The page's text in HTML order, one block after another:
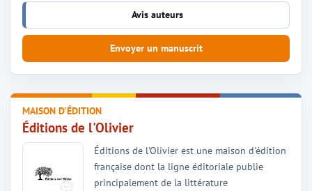
Avis auteurs
Envoyer un manuscrit
MAISON D'ÉDITION
Éditions de l'Olivier
Éditions de l'Olivier est une maison d'édition
française dont la ligne éditoriale publie
principalement de la littérature